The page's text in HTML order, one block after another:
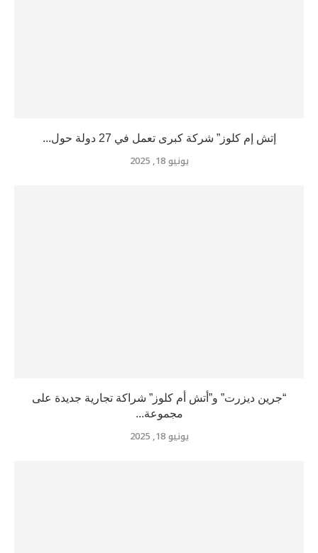
إتش إم كلوز” شركة كبرى تعمل في 27 دولة حول...
يونيو 18, 2025
“جرين ديزرت” و”أتش أم كلوز” شراكة تجارية جديدة على
مجموعة...
يونيو 18, 2025